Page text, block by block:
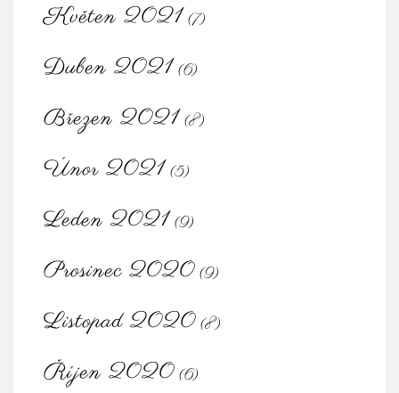
Květen 2021 (7)
Duben 2021 (6)
Březen 2021 (8)
Únor 2021 (5)
Leden 2021 (9)
Prosinec 2020 (9)
Listopad 2020 (8)
Říjen 2020 (6)